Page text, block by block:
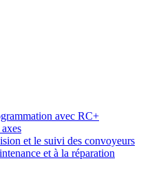
avec RC+
et le suivi des convoyeurs
et à la réparation